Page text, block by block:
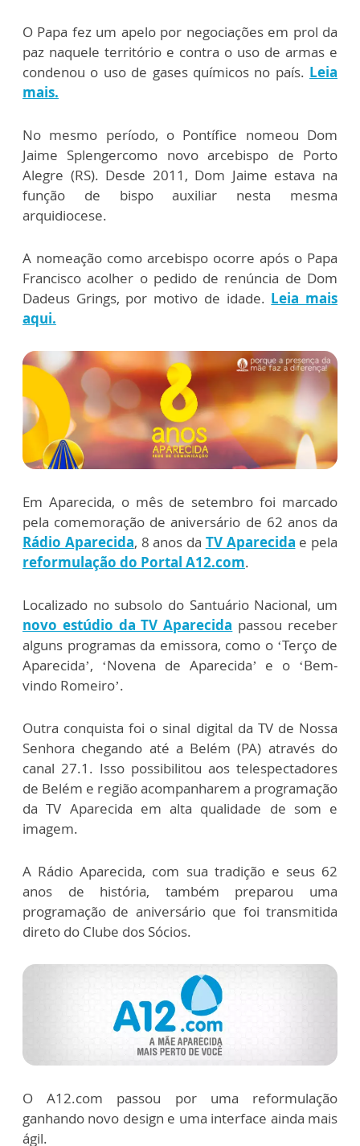
O Papa fez um apelo por negociações em prol da
paz naquele território e contra o uso de armas e
condenou o uso de gases químicos no país. Leia
mais.
No mesmo período, o Pontífice nomeou Dom
Jaime Splengercomo novo arcebispo de Porto
Alegre (RS). Desde 2011, Dom Jaime estava na
função de bispo auxiliar nesta mesma
arquidiocese.
A nomeação como arcebispo ocorre após o Papa
Francisco acolher o pedido de renúncia de Dom
Dadeus Grings, por motivo de idade. Leia mais
aqui.
Em Aparecida, o mês de setembro foi marcado
pela comemoração de aniversário de 62 anos da
Rádio Aparecida, 8 anos da TV Aparecida e pela
reformulação do Portal A12.com.
Localizado no subsolo do Santuário Nacional, um
novo estúdio da TV Aparecida passou receber
alguns programas da emissora, como o ‘Terço de
Aparecida’, ‘Novena de Aparecida’ e o ‘Bem-
vindo Romeiro’.
Outra conquista foi o sinal digital da TV de Nossa
Senhora chegando até a Belém (PA) através do
canal 27.1. Isso possibilitou aos telespectadores
de Belém e região acompanharem a programação
da TV Aparecida em alta qualidade de som e
imagem.
A Rádio Aparecida, com sua tradição e seus 62
anos de história, também preparou uma
programação de aniversário que foi transmitida
direto do Clube dos Sócios.
O A12.com passou por uma reformulação
ganhando novo design e uma interface ainda mais
ágil.